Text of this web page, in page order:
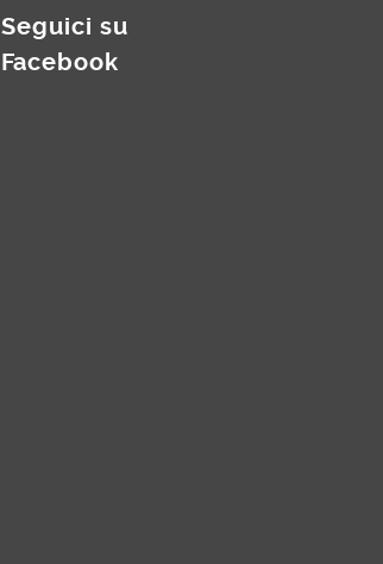
Seguici su
Facebook